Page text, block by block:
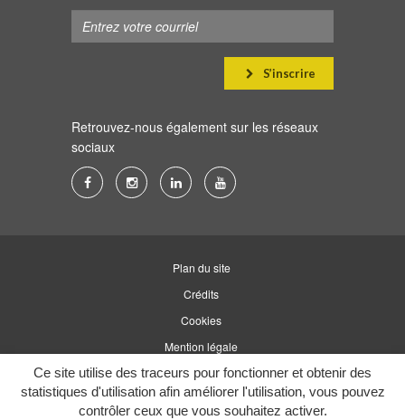
Ce site utilise des traceurs pour fonctionner et obtenir des
statistiques d'utilisation afin améliorer l'utilisation, vous pouvez
contrôler ceux que vous souhaitez activer.
S’inscrire
Retrouvez-nous également sur les réseaux
sociaux
Lien
Lien
Instagram
Lien
Linkedin
Lien
Youtube
Plan du site
Crédits
Cookies
Mention légale
Accessibilité